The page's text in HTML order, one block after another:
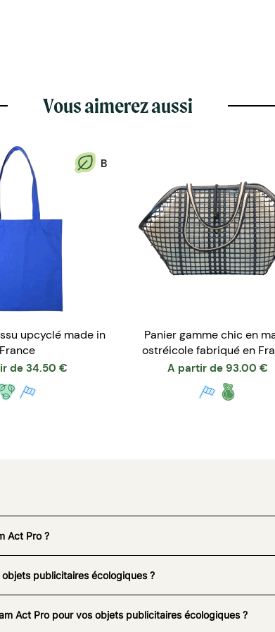
Vous aimerez aussi
B
upcyclé made in
France
de 34.50 €
Panier gamme chic en
ostréicole fabriqué en
A partir de 93.00 €
Act Pro ?
publicitaires écologiques ?
Act Pro pour vos objets publicitaires écologiques ?